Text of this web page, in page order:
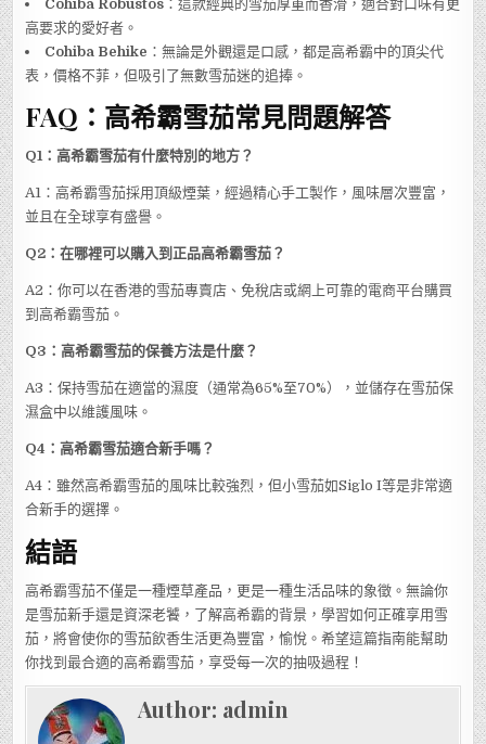
Cohiba Robustos ：這款經典的雪茄厚重而香滑，適合對口味有更
高要求的愛好者。
Cohiba Behike ：無論是外觀還是口感，都是高希霸中的頂尖代
表，價格不菲，但吸引了無數雪茄迷的追捧。
FAQ：高希霸雪茄常見問題解答
Q1：高希霸雪茄有什麼特別的地方？
A1：高希霸雪茄採用頂級煙葉，經過精心手工製作，風味層次豐富，
並且在全球享有盛譽。
Q2：在哪裡可以購入到正品高希霸雪茄？
A2：你可以在香港的雪茄專賣店、免稅店或網上可靠的電商平台購買
到高希霸雪茄。
Q3：高希霸雪茄的保養方法是什麼？
A3：保持雪茄在適當的濕度（通常為65%至70%），並儲存在雪茄保
濕盒中以維護風味。
Q4：高希霸雪茄適合新手嗎？
A4：雖然高希霸雪茄的風味比較強烈，但小雪茄如Siglo I等是非常適
合新手的選擇。
結語
高希霸雪茄不僅是一種煙草產品，更是一種生活品味的象徵。無論你
是雪茄新手還是資深老饕，了解高希霸的背景，學習如何正確享用雪
茄，將會使你的雪茄飲香生活更為豐富，愉悅。希望這篇指南能幫助
你找到最合適的高希霸雪茄，享受每一次的抽吸過程！
Author: admin